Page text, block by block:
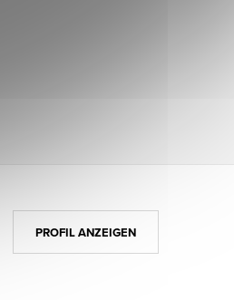
PROFIL ANZEIGEN